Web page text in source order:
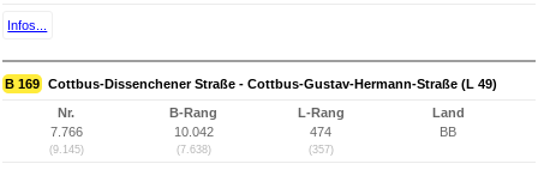
Infos...
B 169 Cottbus-Dissenchener Straße - Cottbus-Gustav-Hermann-Straße (L 49)
Nr.
7.766
(9.145)
B-Rang
10.042
(7.638)
L-Rang
474
(357)
Land
BB